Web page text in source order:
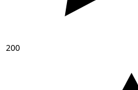
200